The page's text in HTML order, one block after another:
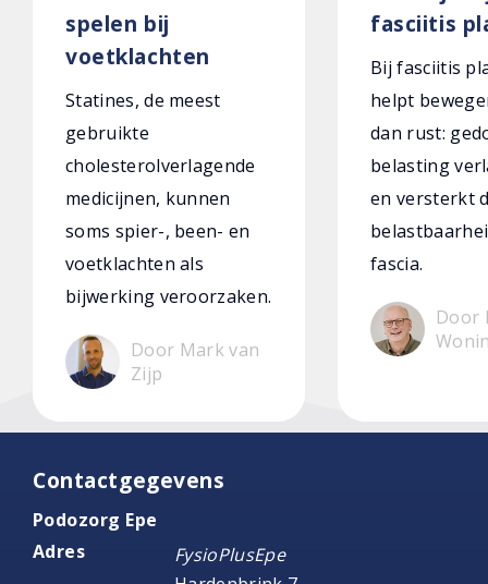
spelen bij
voetklachten
Statines, de meest
gebruikte
cholesterolverlagende
medicijnen, kunnen
soms spier-, been- en
voetklachten als
bijwerking veroorzaken.
Door Mark van
Zijp
fasciitis
Bij fasciitis
helpt
dan rust:
belasting
en versterkt
fascia.
Door
Contactgegevens
Podozorg Epe
Adres
FysioPlusEpe